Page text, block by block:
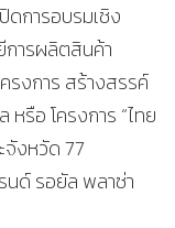
ดการอบรมเชิง
การผลิตสินค้า
รงการ สร้างสรรค์
รือ โครงการ “ไทย
จังหวัด 77
ด์ รอยัล พลาซ่า